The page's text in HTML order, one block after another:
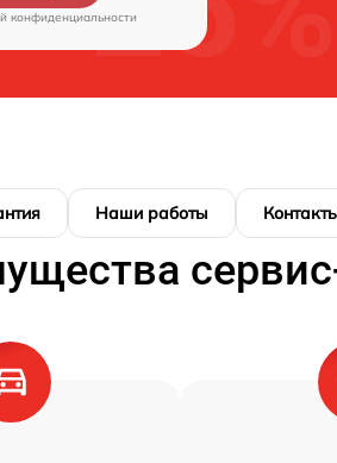
конфиденциальности
Наши работы